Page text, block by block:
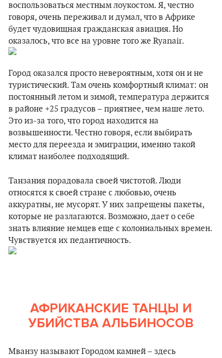
воспользоваться местным лоукостом. Я, честно
говоря, очень переживал и думал, что в Африке
будет чудовищная гражданская авиация. Но
оказалось, что все на уровне того же Ryanair.
Город оказался просто невероятным, хотя он и не
туристический. Там очень комфортный климат: он
постоянный летом и зимой, температура держится
в районе +25 градусов – приятнее, чем наше лето.
Это из-за того, что город находится на
возвышенности. Честно говоря, если выбирать
место для переезда и эмиграции, именно такой
климат наиболее подходящий.
Танзания порадовала своей чистотой. Люди
относятся к своей стране с любовью, очень
аккуратны, не мусорят. У них запрещены пакеты,
которые не разлагаются. Возможно, дает о себе
знать влияние немцев еще с колониальных времен.
Чувствуется их педантичность.
АФРИКАНСКИЕ ТАНЦЫ И
УБИЙСТВА АЛЬБИНОСОВ
Мванзу называют Городом камней – здесь